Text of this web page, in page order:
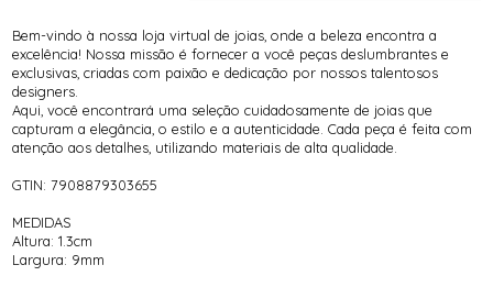
Bem-vindo à nossa loja virtual de joias, onde a beleza encontra a
excelência! Nossa missão é fornecer a você peças deslumbrantes e
exclusivas, criadas com paixão e dedicação por nossos talentosos
designers.
Aqui, você encontrará uma seleção cuidadosamente de joias que
capturam a elegância, o estilo e a autenticidade. Cada peça é feita com
atenção aos detalhes, utilizando materiais de alta qualidade.
GTIN: 7908879303655
MEDIDAS
Altura: 1.3cm
Largura: 9mm